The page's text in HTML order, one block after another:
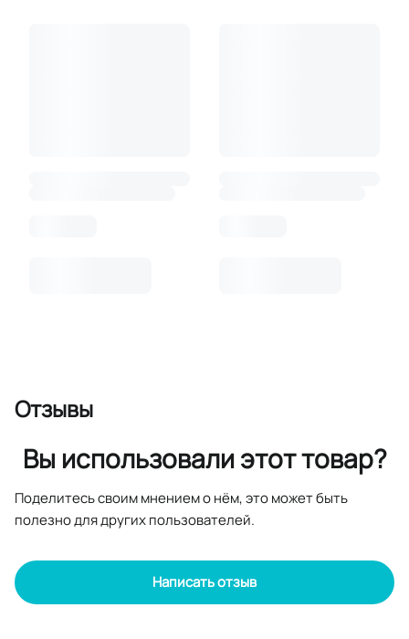
Отзывы
Вы использовали этот товар?
Поделитесь своим мнением о нём, это может быть
полезно для других пользователей.
Написать отзыв